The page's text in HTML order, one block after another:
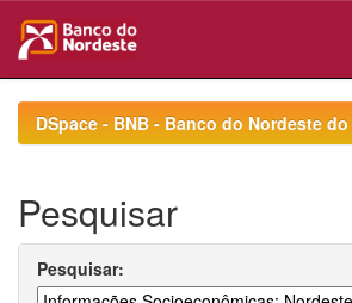
navigationDSpace - BNB - Banco do Nordeste
Pesquisar
Pesquisar: